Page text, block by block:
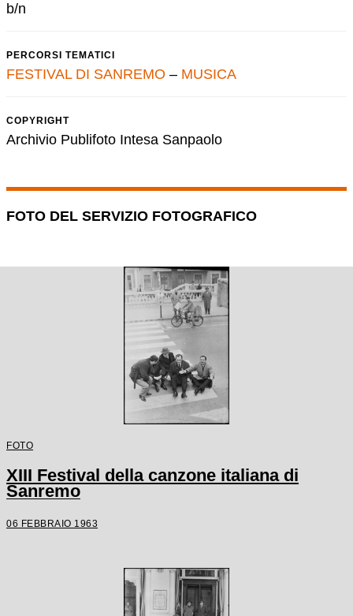
b/n
PERCORSI TEMATICI
FESTIVAL DI SANREMO – MUSICA
COPYRIGHT
Archivio Publifoto Intesa Sanpaolo
FOTO DEL SERVIZIO FOTOGRAFICO
FOTO
XIII Festival della canzone italiana di
Sanremo
06 FEBBRAIO 1963